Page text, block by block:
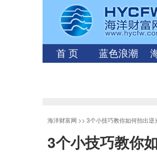
首 页 蓝色浪潮
海洋财富网 >> 3个小技巧教你如何拍出逆
3个小技巧教你